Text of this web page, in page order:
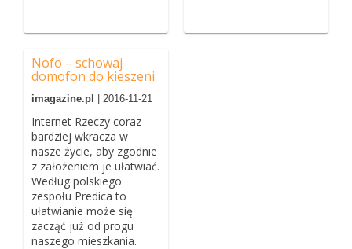
Nofo – schowaj
domofon do kieszeni
imagazine.pl | 2016-11-21
Internet Rzeczy coraz
bardziej wkracza w
nasze życie, aby zgodnie
z założeniem je ułatwiać.
Według polskiego
zespołu Predica to
ułatwianie może się
zacząć już od progu
naszego mieszkania.